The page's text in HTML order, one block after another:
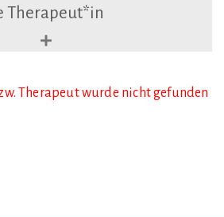
Therapeut*in
Therapeut wurde nicht gefunden